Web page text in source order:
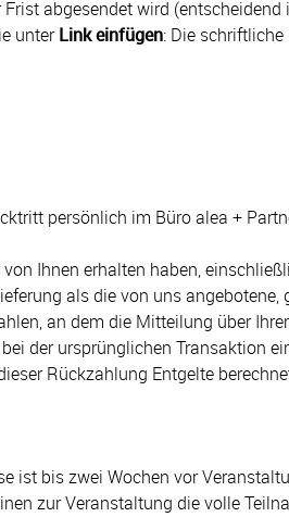
abgesendet wird
unterLink einfügen: Die
persönlich im Büro alea +
Ihnen erhalten haben,
als die von uns
an dem die Mitteilung über
der ursprünglichen Transaktion
Rückzahlung Entgelte
ist bis zwei Wochen vor
zur Veranstaltung die volle